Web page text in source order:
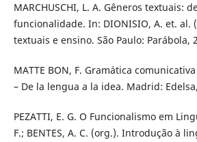
MARCHUSCHI, L. A. Gêneros textuais:
funcionalidade. In: DIONISIO, A. et. al.
textuais e ensino. São Paulo: Parábola,
MATTE BON, F. Gramática
– De la lengua a la idea. Madrid:
PEZATTI, E. G. O Funcionalismo em
F.; BENTES, A. C. (org.). Introdução à